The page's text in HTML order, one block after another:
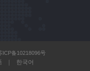
ICP备10218096号
한국어